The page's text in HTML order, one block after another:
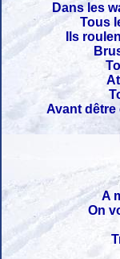
Dans les
Tous
Ils
Avant
A
On